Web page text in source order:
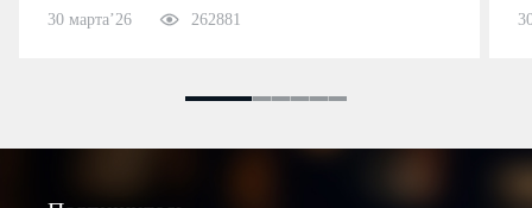
30 марта’26 262881